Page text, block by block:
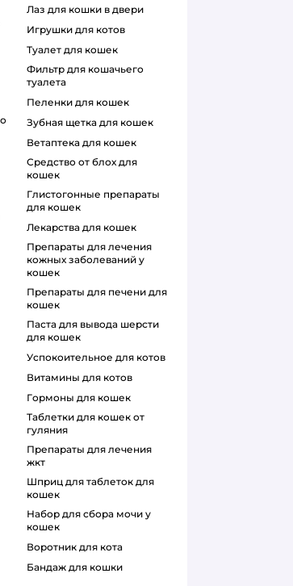
лаз для кошки в двери
игрушки для котов
туалет для кошек
фильтр для кошачьего
туалета
пеленки для кошек
зубная щетка для кошек
ветаптека для кошек
средство от блох для
кошек
глистогонные препараты
для кошек
лекарства для кошек
препараты для лечения
кожных заболеваний у
кошек
препараты для печени для
кошек
паста для вывода шерсти
для кошек
успокоительное для котов
витамины для котов
гормоны для кошек
таблетки для кошек от
гуляния
препараты для лечения
жкт
шприц для таблеток для
кошек
набор для сбора мочи у
кошек
воротник для кота
бандаж для кошки